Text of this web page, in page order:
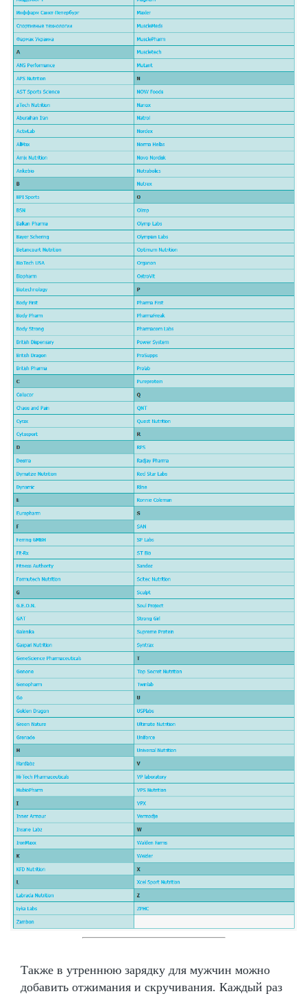
Также в утреннюю зарядку для мужчин можно
добавить отжимания и скручивания. Каждый раз